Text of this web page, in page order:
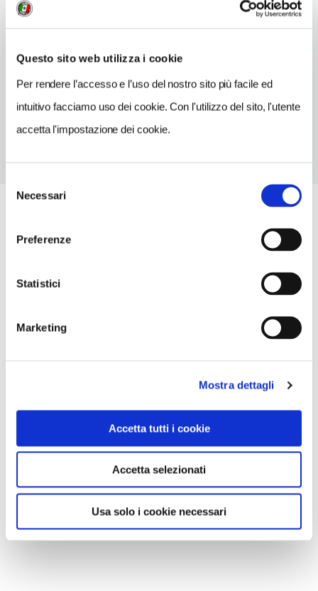
Questo sito web utilizza i cookie
Per rendere l’accesso e l’uso del nostro sito più facile ed
intuitivo facciamo uso dei cookie. Con l'utilizzo del sito, l'utente
accetta l'impostazione dei cookie.
delNecessari
Preferenze
Statistici
Marketing
Mostra dettagli
Accetta tutti i cookie
Accetta selezionati
Usa solo i cookie necessari
Toscana IT
www.pegna.it
TELEFONO
055282701